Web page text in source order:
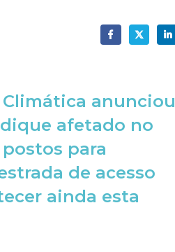
anunciou
afetado no
para
de acesso
ainda esta